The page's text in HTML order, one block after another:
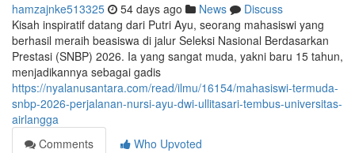
hamzajnke513325 54 days ago News
Discuss
Kisah inspiratif datang dari Putri Ayu, seorang mahasiswi yang
berhasil meraih beasiswa di jalur Seleksi Nasional Berdasarkan
Prestasi (SNBP) 2026. Ia yang sangat muda, yakni baru 15 tahun,
menjadikannya sebagai gadis
https://nyalanusantara.com/read/ilmu/16154/mahasiswi-termuda-
snbp-2026-perjalanan-nursi-ayu-dwi-ullitasari-tembus-universitas-
airlangga
Comments
Who Upvoted